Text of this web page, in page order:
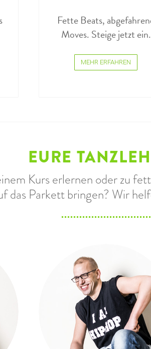
Fette Beats,
Moves. Steige jetzt ein.
MEHR ERFAHREN
EURE
Kurs erlernen oder zu
das Parkett bringen? Wir